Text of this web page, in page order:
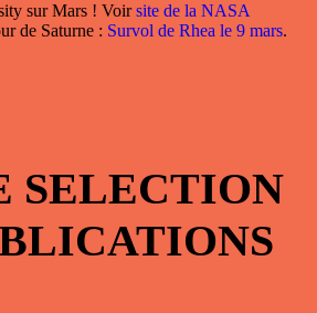
sur Mars ! Voirsite de la NASA
de Saturne : Survol de Rhea le 9 mars.
SELECTION